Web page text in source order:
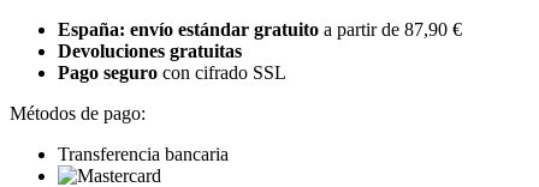
España: envío estándar gratuito a partir de 87,90 €
Devoluciones gratuitas
Pago seguro con cifrado SSL
Métodos de pago:
Transferencia bancaria